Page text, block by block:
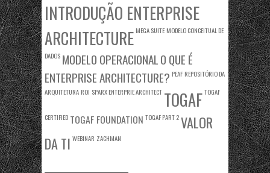
INTRODUÇÃO ENTERPRISE
ARCHITECTURE MEGA SUITE MODELO CONCEITUAL DE
DADOS MODELO OPERACIONALO QUE É
ENTERPRISE ARCHITECTURE? PEAF REPOSITÓRIO DA
ARQUITETURA ROI SPARX ENTERPRIE ARCHITECT TOGAFTOGAF
CERTIFIED TOGAF FOUNDATION TOGAF PART 2VALOR
DA TI WEBINAR ZACHMAN